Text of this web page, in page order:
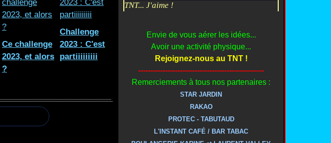
Ce challenge
2023, et alors
?
Challenge
2023 : C'est
partiiiiiiiii
TNT... J'aime !
Envie de vous aérer les idées...
Avoir une activité physique...
Rejoignez-nous au TNT !
---------------------------------------------------
Remerciements à tous nos partenaires :
STAR JARDIN
RAKAO
PROTEC - TABUTAUD
L'INSTANT CAFÉ / BAR TABAC